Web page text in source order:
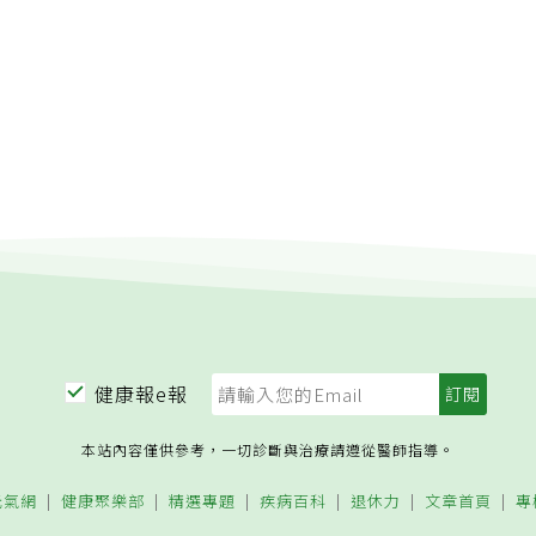
健康報e報
本站內容僅供參考，一切診斷與治療請遵從醫師指導。
網 健康聚樂部 精選專題 疾病百科 退休力 文章首頁